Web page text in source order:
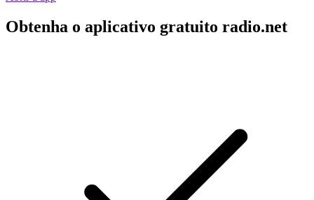
Obtenha o aplicativo gratuito radio.net